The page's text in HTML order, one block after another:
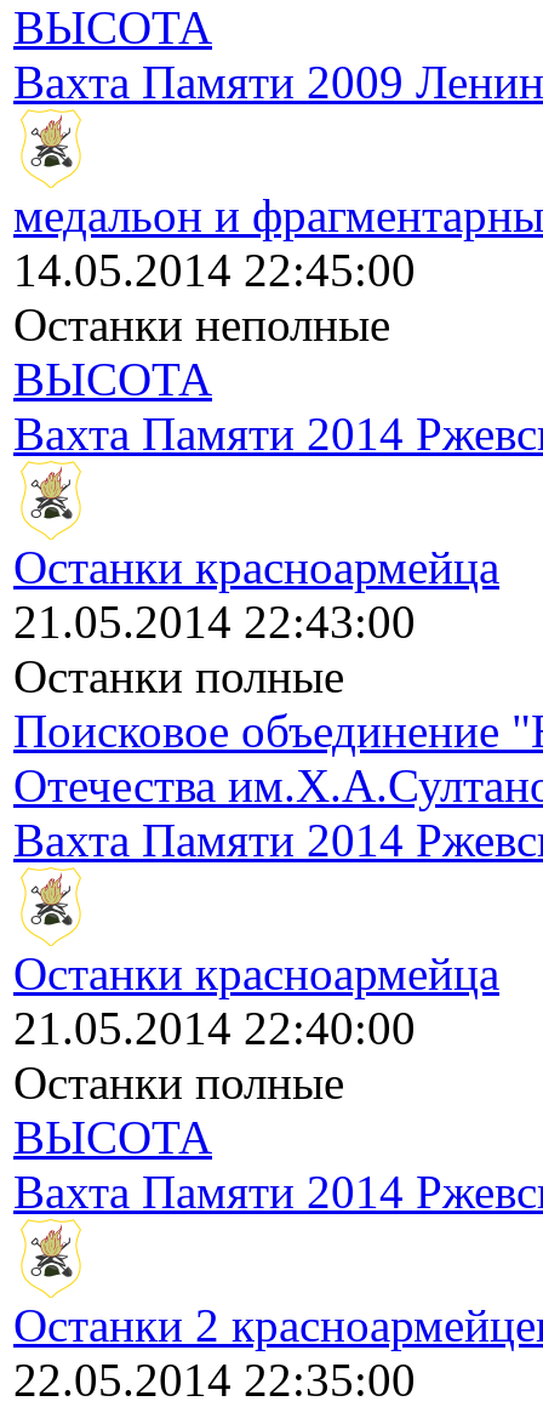
ВЫСОТА
Вахта Памяти 2009
медальон и
14.05.2014 22:45:00
Останки неполные
ВЫСОТА
Вахта Памяти 2014
Останки красноармейца
21.05.2014 22:43:00
Останки полные
Поисковое объединение
Отечества
Вахта Памяти 2014
Останки красноармейца
21.05.2014 22:40:00
Останки полные
ВЫСОТА
Вахта Памяти 2014
Останки 2
22.05.2014 22:35:00